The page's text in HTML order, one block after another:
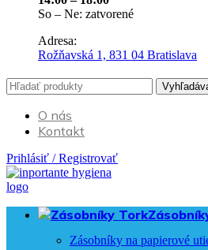
So – Ne: zatvorené
Adresa:
Rožňavská 1, 831 04 Bratislava
O nás
Kontakt
Prihlásiť / Registrovať
Zásobníky na papierové